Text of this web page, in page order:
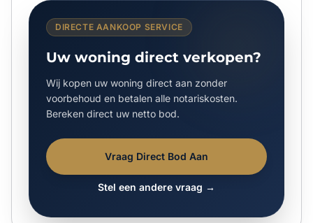
DIRECTE AANKOOP SERVICE
Uw woning direct verkopen?
Wij kopen uw woning direct aan zonder
voorbehoud en betalen alle notariskosten.
Bereken direct uw netto bod.
Vraag Direct Bod Aan
Stel een andere vraag →